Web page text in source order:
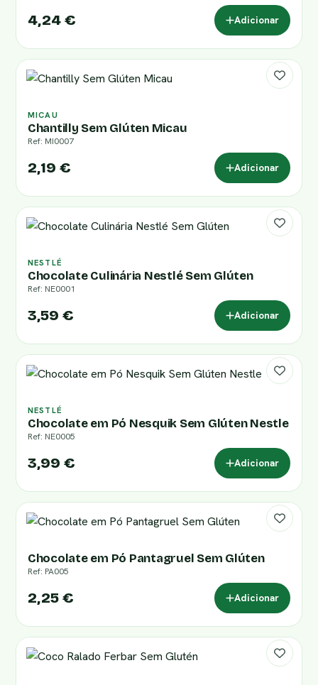
4,24 € Adicionar
MICAU
Chantilly Sem Glúten Micau
Ref: MI0007
2,19 € Adicionar
NESTLÉ
Chocolate Culinária Nestlé Sem Glúten
Ref: NE0001
3,59 € Adicionar
NESTLÉ
Chocolate em Pó Nesquik Sem Glúten Nestle
Ref: NE0005
3,99 € Adicionar
Chocolate em Pó Pantagruel Sem Glúten
Ref: PA005
2,25 € Adicionar